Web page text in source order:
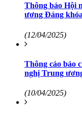
Thông báo Hội
ương Đảng
(12/04/2025)
Thông cáo báo
nghị Trung
(10/04/2025)